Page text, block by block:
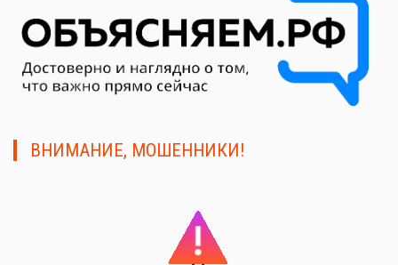
ВНИМАНИЕ, МОШЕННИКИ!